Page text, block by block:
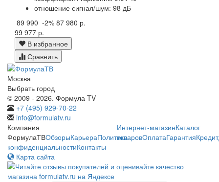
отношение сигнал/шум: 98 дБ
89 990 -2% 87 980 р.
99 977 р.
В избранное
Сравнить
Москва
Выбрать город
© 2009 - 2026. Формула TV
+7 (495) 929-70-22
info@formulatv.ru
Компания
ФормулаТВОбзорыКарьераПолитика
конфиденциальностиКонтакты
Интернет-магазинКаталог
товаровОплатаГарантияКредит
Карта сайта